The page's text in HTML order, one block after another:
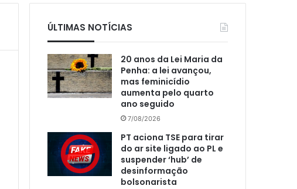
ÚLTIMAS NOTÍCIAS
20 anos da Lei Maria da
Penha: a lei avançou,
mas feminicídio
aumenta pelo quarto
ano seguido
7/08/2026
PT aciona TSE para tirar
do ar site ligado ao PL e
suspender ‘hub’ de
desinformação
bolsonarista